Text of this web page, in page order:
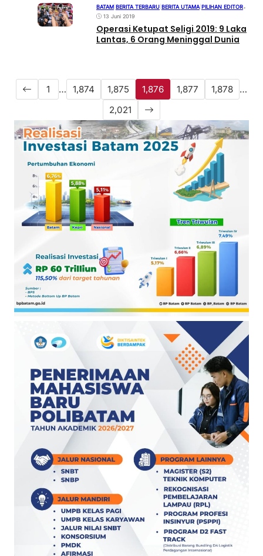
BATAM BERITA TERBARU BERITA UTAMA| PILIHAN EDITOR•
13 Juni 2019
Operasi Ketupat Seligi 2019: 9 Laka
Lantas, 6 Orang Meninggal Dunia
1 … 1,874 1,875 1,876 1,877 1,878
…
2,021